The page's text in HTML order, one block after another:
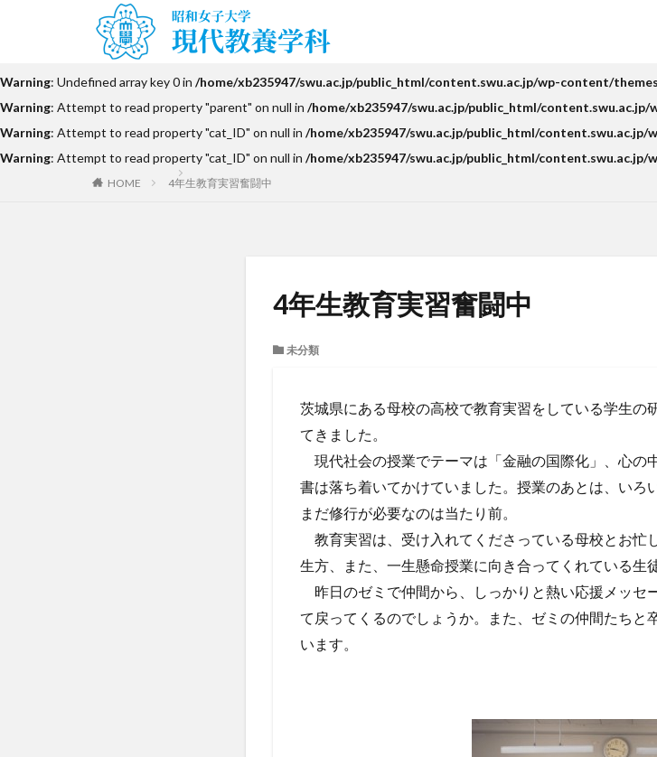
Warning: Undefined array key 0 in /home/xb235947/swu.ac.jp/public_html/content.swu.ac.jp/wp-content/
Warning: Attempt to read property "parent" on null in /home/xb235947/swu.ac.jp/public_html/
Warning: Attempt to read property "cat_ID" on null in /home/xb235947/swu.ac.jp/public_html/
Warning: Attempt to read property "cat_ID" on null in /home/xb235947/swu.ac.jp/public_html/
HOME 4年生教育実習奮闘中
4年生教育実習奮闘中
未分類
茨城県にある母校の高校で教育実習をしている学生の
てきました。
現代社会の授業でテーマは「金融の国際化」、心の
書は落ち着いてかけていました。授業のあとは、いろ
まだ修行が必要なのは当たり前。
教育実習は、受け入れてくださっている母校とお忙
生方、また、一生懸命授業に向き合ってくれている生
昨日のゼミで仲間から、しっかりと熱い応援メッセ
て戻ってくるのでしょうか。また、ゼミの仲間たちと
います。